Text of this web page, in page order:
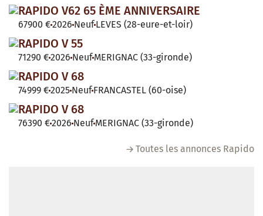
RAPIDO V62 65 ÈME ANNIVERSAIRE
67900 €2026 Neuf LEVES (28-eure-et-loir)
RAPIDO V 55
71290 €2026 Neuf MERIGNAC (33-gironde)
RAPIDO V 68
74999 €2025 Neuf FRANCASTEL (60-oise)
RAPIDO V 68
76390 €2026 Neuf MERIGNAC (33-gironde)
Toutes les annonces Rapido